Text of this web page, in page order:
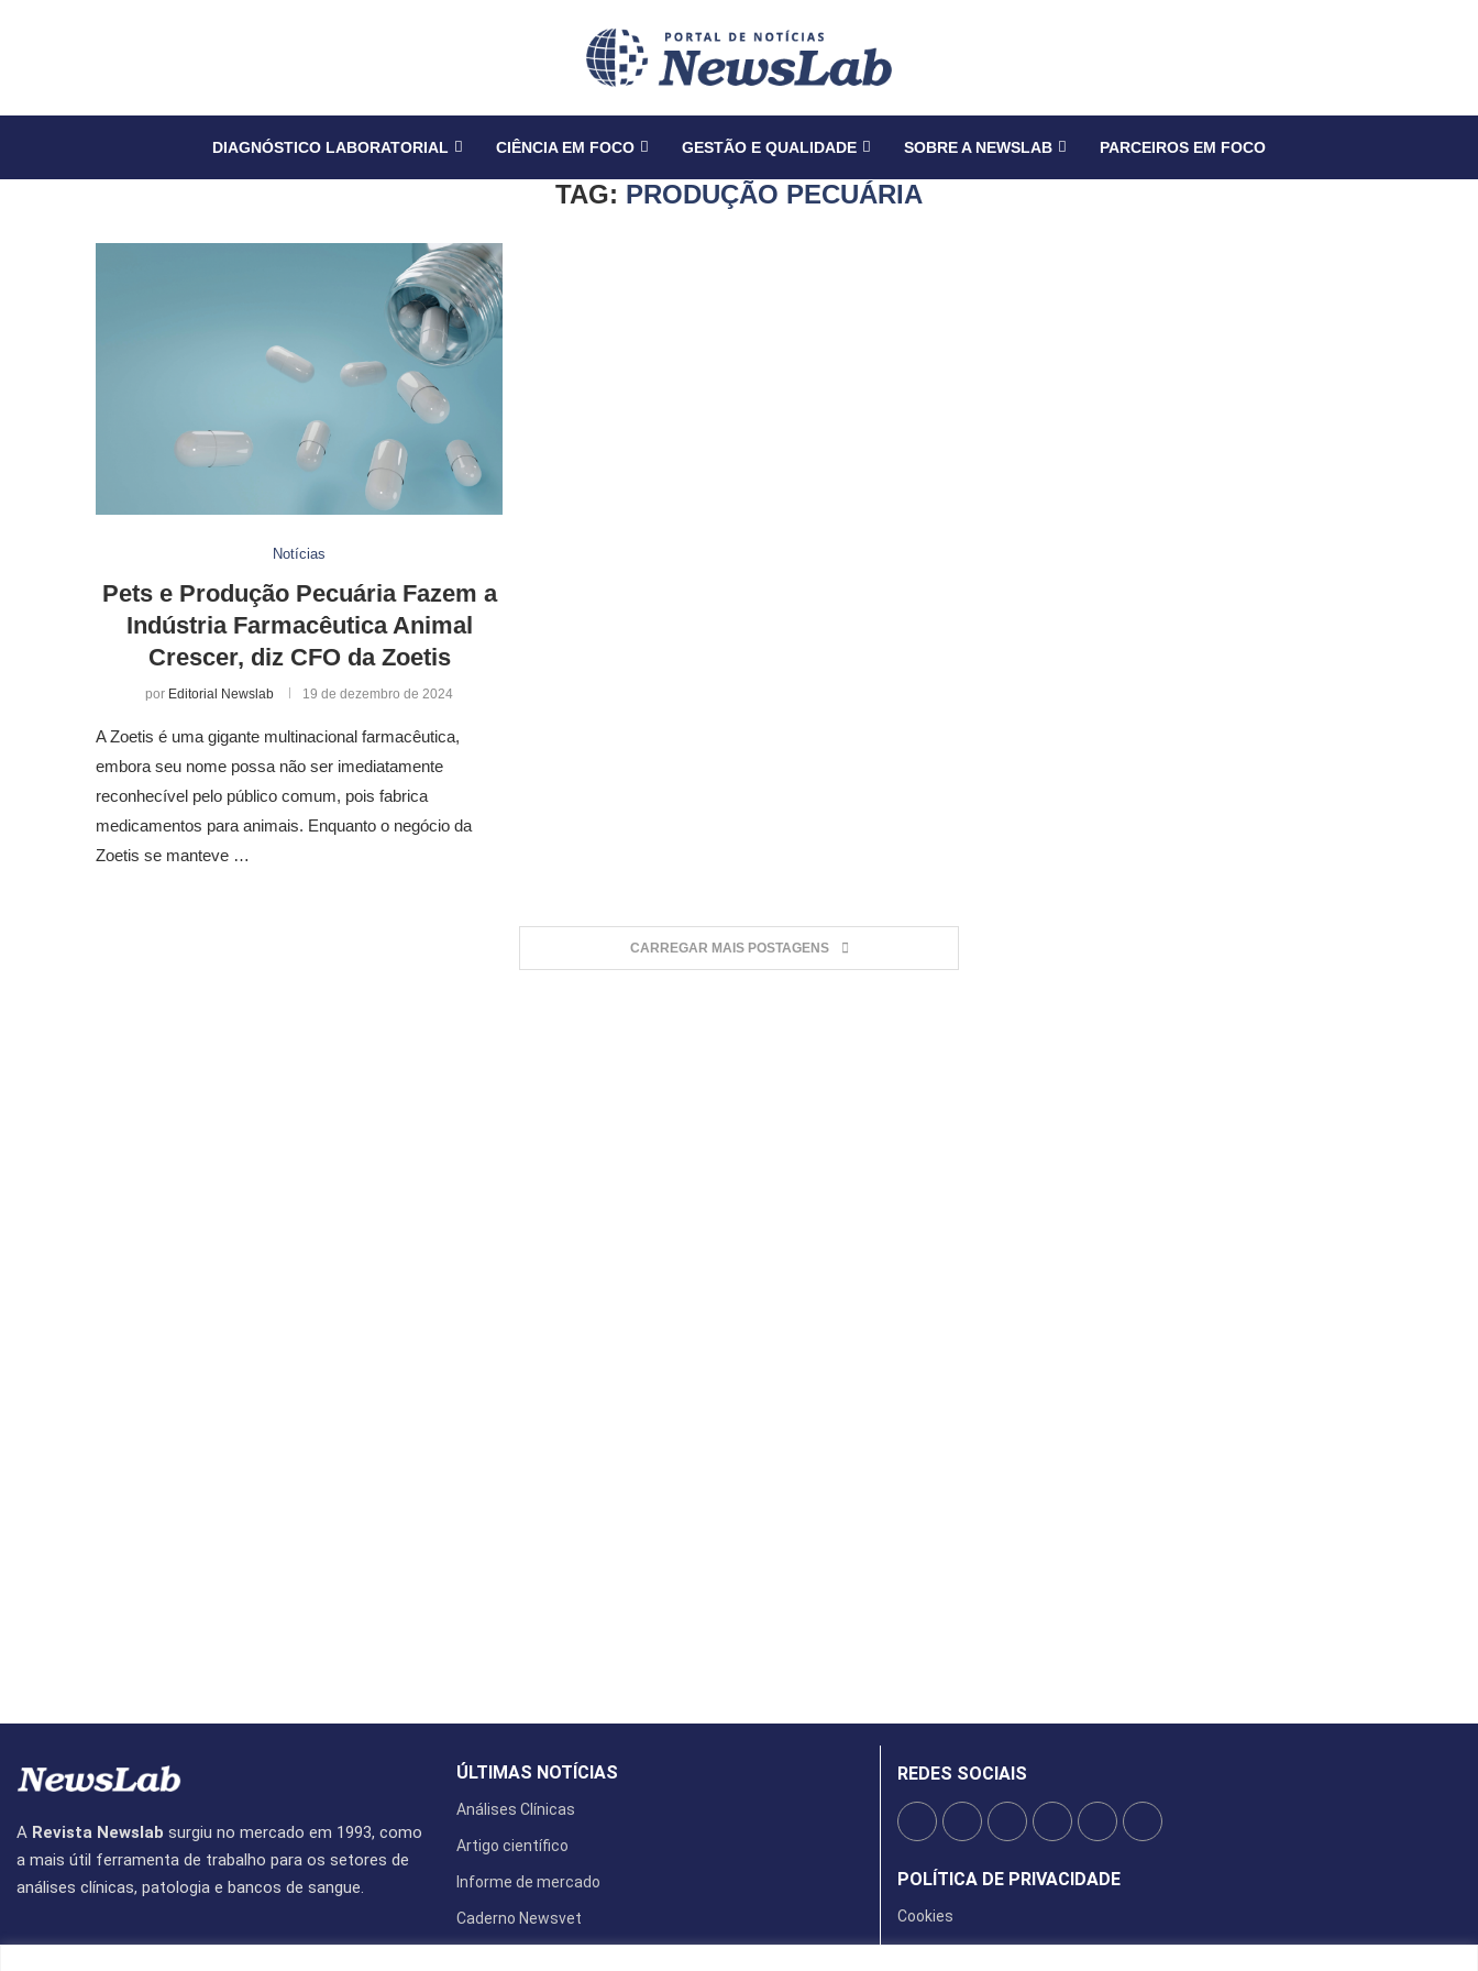
DIAGNÓSTICO LABORATORIAL CIÊNCIA EM FOCO GESTÃO E QUALIDADE SOBRE A NEWSLAB PARCEIROS EM FOCO
TAG: PRODUÇÃO PECUÁRIA
Notícias
Pets e Produção Pecuária Fazem a
Indústria Farmacêutica Animal
Crescer, diz CFO da Zoetis
por Editorial Newslab 19 de dezembro de 2024
A Zoetis é uma gigante multinacional farmacêutica,
embora seu nome possa não ser imediatamente
reconhecível pelo público comum, pois fabrica
medicamentos para animais. Enquanto o negócio da
Zoetis se manteve …
CARREGAR MAIS POSTAGENS
A Revista Newslab surgiu no mercado em 1993, como
a mais útil ferramenta de trabalho para os setores de
análises clínicas, patologia e bancos de sangue.
ÚLTIMAS NOTÍCIAS
Análises Clínicas
Artigo científico
Informe de mercado
Caderno Newsvet
REDES SOCIAIS
POLÍTICA DE PRIVACIDADE
Cookies